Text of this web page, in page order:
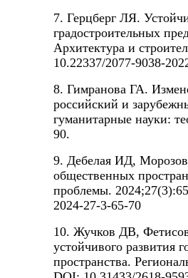
7. Герцберг ЛЯ.
градостроительных
Архитектура и
10.22337/2077-9038-
8. Гимранова ГА.
российский и
гуманитарные науки:
90.
9. Дебелая ИД,
общественных
проблемы.
2024-27-3-65-70
10. Жучков ДВ,
устойчивого развития
пространства.